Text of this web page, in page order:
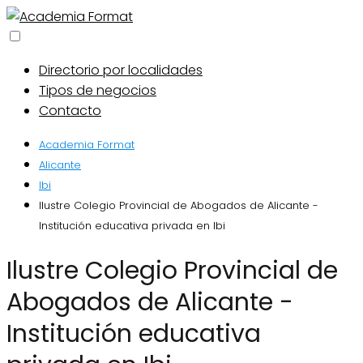
Directorio por localidades
Tipos de negocios
Contacto
Academia Format
Alicante
Ibi
Ilustre Colegio Provincial de Abogados de Alicante -
Institución educativa privada en Ibi
Ilustre Colegio Provincial de
Abogados de Alicante -
Institución educativa